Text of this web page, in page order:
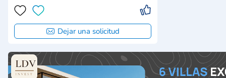
Dejar una solicitud